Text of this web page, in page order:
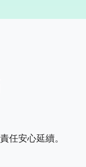
任安心延續。